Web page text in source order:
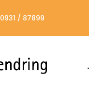
0931 / 87899